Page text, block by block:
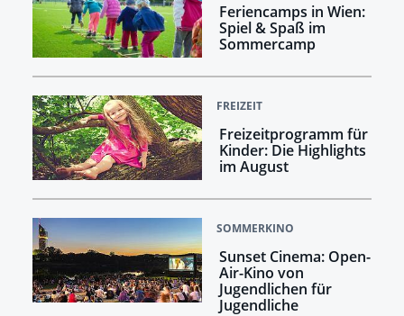
Feriencamps in Wien:
Spiel & Spaß im
Sommercamp
FREIZEIT
Freizeitprogramm für
Kinder: Die Highlights
im August
SOMMERKINO
Sunset Cinema: Open-
Air-Kino von
Jugendlichen für
Jugendliche